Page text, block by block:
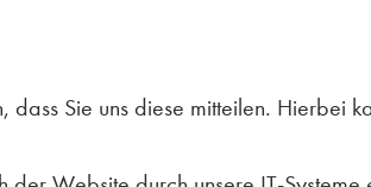
Sie uns diese mitteilen. Hierbei